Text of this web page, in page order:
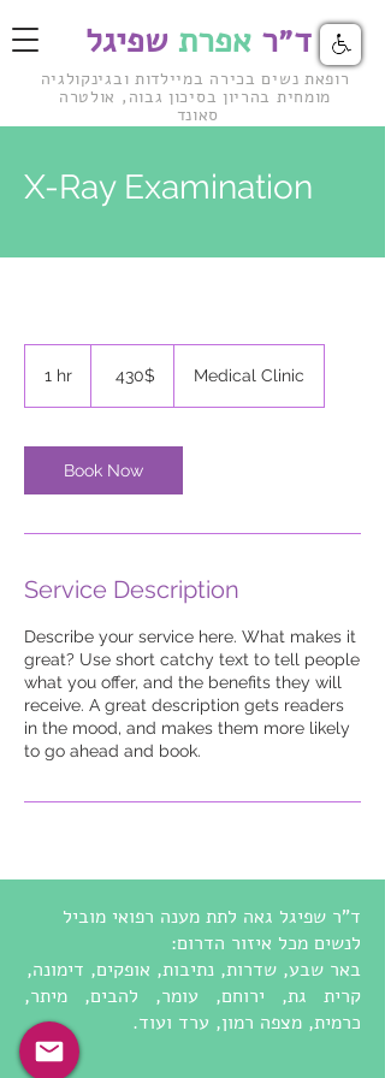
ד״ר אפרת שפיגל
רופאת נשים בכירה במיילדות ובגינקולגיה
מומחית בהריון בסיכון גבוה, אולטרה
סאונד
X-Ray Examination
1 hr
אמריקאי
‏430 ‏$ Medical Clinic
Book Now
Service Description
Describe your service here. What makes it
great? Use short catchy text to tell people
what you offer, and the benefits they will
receive. A great description gets readers
in the mood, and makes them more likely
to go ahead and book.
ד"ר שפיגל גאה לתת מענה רפואי מוביל
לנשים מכל איזור הדרום:
באר שבע, שדרות, נתיבות, אופקים, דימונה,
קרית גת, ירוחם, עומר, להבים, מיתר,
כרמית, מצפה רמון, ערד ועוד.